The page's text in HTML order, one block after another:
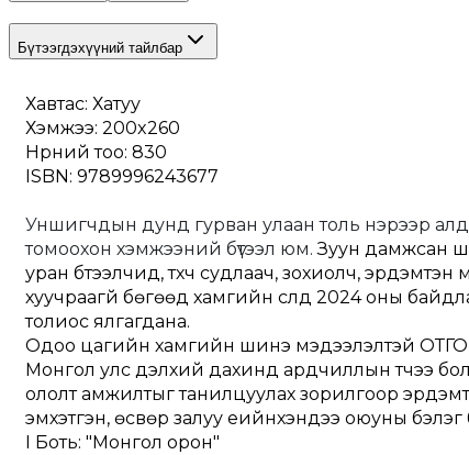
Бүтээгдэхүүний тайлбар
Хавтас: Хатуу
Хэмжээ: 200x260
Нүүрний тоо: 830
ISBN: 9789996243677
Уншигчдын дунд гурван улаан толь нэрээр
томоохон хэмжээний бүтээл юм. Зуун дамжсан
уран бүтээлчид, түүхч судлаач, зохиолч,
хуучраагүй бөгөөд хамгийн сүүлд 2024 оны
толиос ялгагдана.
Одоо цагийн хамгийн шинэ мэдээлэлтэй
Монгол улс дэлхий дахинд ардчиллын түүчээ
ололт амжилтыг танилцуулах зорилгоор
эмхэтгэн, өсвөр залуу үеийнхэндээ оюуны
I Боть: "Монгол орон"